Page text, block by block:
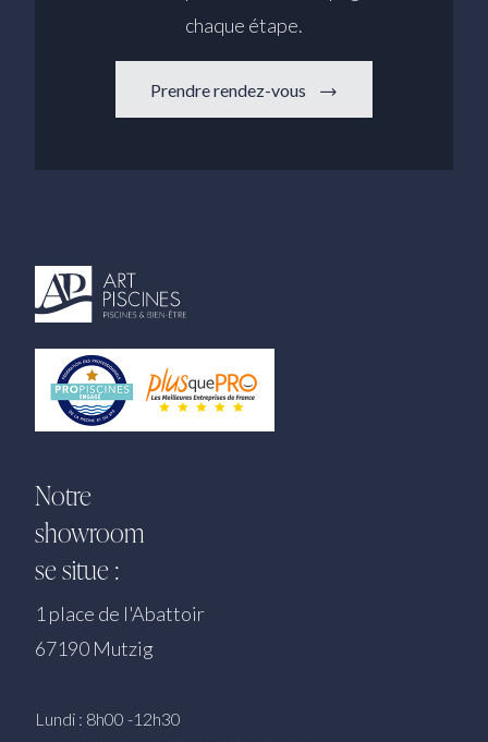
chaque étape.
Prendre rendez-vous
Notre
showroom
se situe :
1 place de l'Abattoir
67190 Mutzig
Lundi : 8h00 -12h30